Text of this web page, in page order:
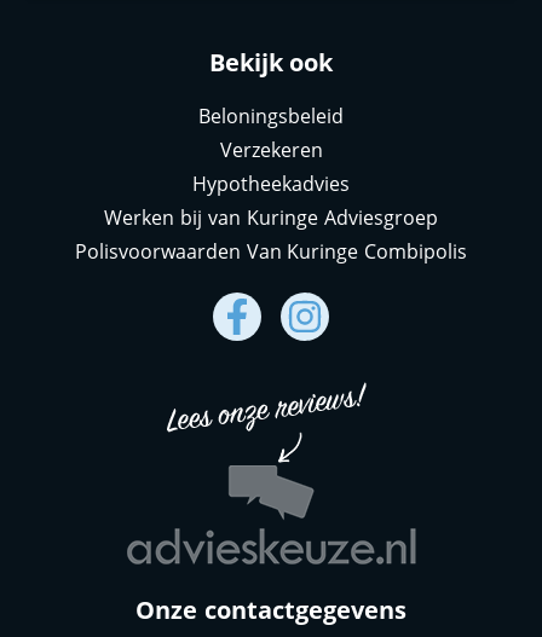
Bekijk ook
Beloningsbeleid
Verzekeren
Hypotheekadvies
Werken bij van Kuringe Adviesgroep
Polisvoorwaarden Van Kuringe Combipolis
Onze contactgegevens